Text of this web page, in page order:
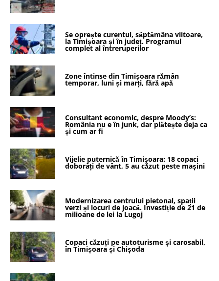
Se oprește curentul, săptămâna viitoare,
la Timișoara și în județ. Programul
complet al întreruperilor
Zone întinse din Timișoara rămân
temporar, luni și marți, fără apă
Consultant economic, despre Moody’s:
România nu e în junk, dar plătește deja ca
și cum ar fi
Vijelie puternică în Timișoara: 18 copaci
doborâți de vânt, 5 au căzut peste mașini
Modernizarea centrului pietonal, spații
verzi și locuri de joacă. Investiție de 21 de
milioane de lei la Lugoj
Copaci căzuți pe autoturisme și carosabil,
în Timișoara și Chișoda